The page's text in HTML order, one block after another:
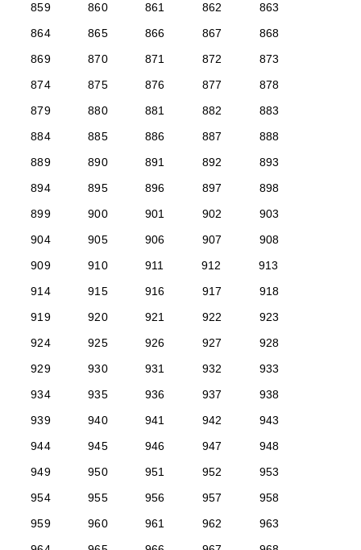
859
860 861 862
863
864
865 866 867
868
869
870 871 872
873
874
875 876 877
878
879
880 881 882
883
884
885 886 887
888
889
890 891 892
893
894
895 896 897
898
899
900 901 902
903
904
905 906 907
908
909
910 911 912
913
914
915 916 917
918
919
920 921 922
923
924
925 926 927
928
929
930 931 932
933
934
935 936 937
938
939
940 941 942
943
944
945 946 947
948
949
950 951 952
953
954
955 956 957
958
959
960 961 962
963